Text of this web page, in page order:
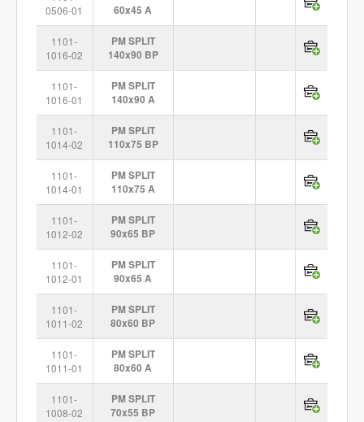
0506-01
60x45 A
1101-
1016-02
PM SPLIT
140x90 BP
1101-
1016-01
PM SPLIT
140x90 A
1101-
1014-02
PM SPLIT
110x75 BP
1101-
1014-01
PM SPLIT
110x75 A
1101-
1012-02
PM SPLIT
90x65 BP
1101-
1012-01
PM SPLIT
90x65 A
1101-
1011-02
PM SPLIT
80x60 BP
1101-
1011-01
PM SPLIT
80x60 A
1101-
1008-02
PM SPLIT
70x55 BP